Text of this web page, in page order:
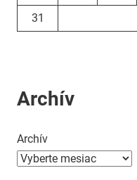
31
Archív
Archív